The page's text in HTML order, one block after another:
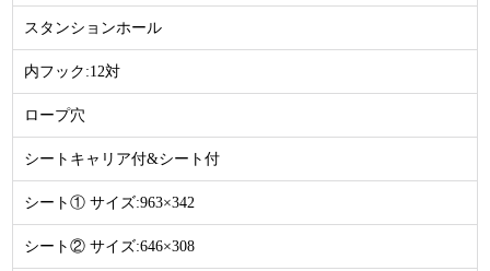
スタンションホール
内フック:12対
ロープ穴
シートキャリア付&シート付
シート① サイズ:963×342
シート② サイズ:646×308